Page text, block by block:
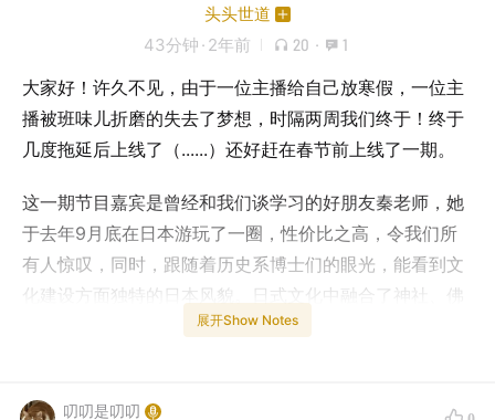
头头世道
43分钟 · 2年前 20 · 1
大家好！许久不见，由于一位主播给自己放寒假，一位主
播被班味儿折磨的失去了梦想，时隔两周我们终于！终于
几度拖延后上线了（......）还好赶在春节前上线了一期。
这一期节目嘉宾是曾经和我们谈学习的好朋友秦老师，她
于去年9月底在日本游玩了一圈，性价比之高，令我们所
有人惊叹，同时，跟随着历史系博士们的眼光，能看到文
化建设方面独特的日本风貌。日式文化中融合了神社、佛
堂与西式教堂等多元元素，在目之所及的建筑中即有所体
展开Show Notes
叨叨是叨叨